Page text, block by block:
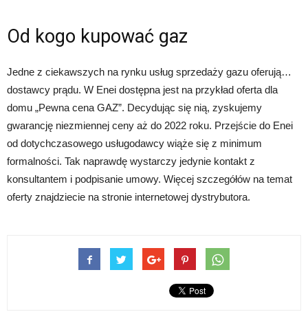
Od kogo kupować gaz
Jedne z ciekawszych na rynku usług sprzedaży gazu oferują…
dostawcy prądu. W Enei dostępna jest na przykład oferta dla
domu „Pewna cena GAZ”. Decydując się nią, zyskujemy
gwarancję niezmiennej ceny aż do 2022 roku. Przejście do Enei
od dotychczasowego usługodawcy wiąże się z minimum
formalności. Tak naprawdę wystarczy jedynie kontakt z
konsultantem i podpisanie umowy. Więcej szczegółów na temat
oferty znajdziecie na stronie internetowej dystrybutora.